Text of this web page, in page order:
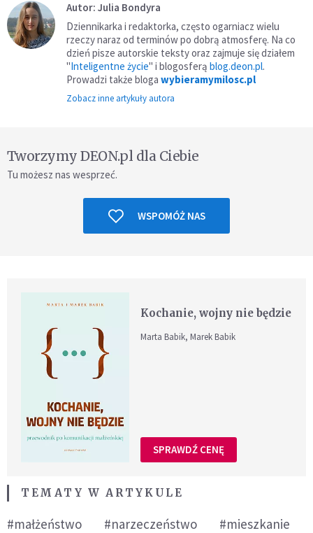
Autor: Julia Bondyra
Dziennikarka i redaktorka, często ogarniacz wielu
rzeczy naraz od terminów po dobrą atmosferę. Na co
dzień pisze autorskie teksty oraz zajmuje się działem
"Inteligentne życie" i blogosferą blog.deon.pl.
Prowadzi także bloga wybieramymilosc.pl
Zobacz inne artykuły autora
Tworzymy DEON.pl dla Ciebie
Tu możesz nas wesprzeć.
WSPOMÓŻ NAS
Kochanie, wojny nie będzie
Marta Babik, Marek Babik
SPRAWDŹ CENĘ
TEMATY W ARTYKULE
#małżeństwo #narzeczeństwo
#mieszkanie